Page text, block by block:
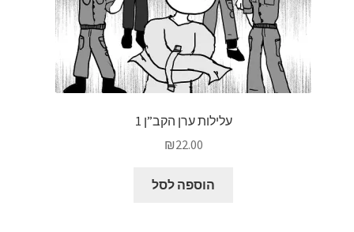
עלילות ערן הקב”ן 1
₪22.00
הוספה לסל